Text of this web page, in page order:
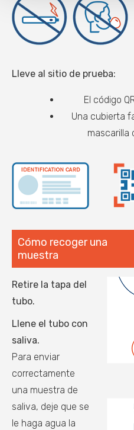
Lleve al sitio de prueba:
El código
Una cubierta
mascarilla
Cómo recoger una
muestra
Retire la tapa del
tubo.
Llene el tubo con
saliva.
Para enviar
correctamente
una muestra de
saliva, deje que se
le haga agua la